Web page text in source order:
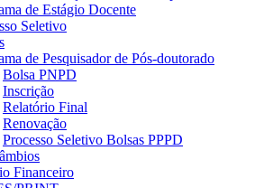
de Estágio Docente
Seletivo
de Pesquisador de Pós-doutorado
Bolsa PNPD
Inscrição
Relatório Final
Renovação
Processo Seletivo Bolsas PPPD
Financeiro